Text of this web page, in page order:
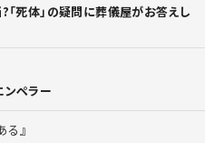
「死体」の疑問に葬儀屋がお答えし
ンペラー
る